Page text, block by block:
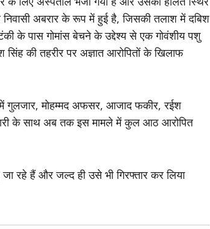
अबरार के रूप में हुई है, जिसकी तलाश में दबिश
के पास गोमांस बेचने के उद्देश्य से एक गोवंशीय पशु
सिंह की तहरीर पर अज्ञात आरोपितों के खिलाफ
गुलजार, मोहम्मद अफसर, आजाद फकीर, रईश
के साथ अब तक इस मामले में कुल आठ आरोपित
रहे हैं और जल्द ही उसे भी गिरफ्तार कर लिया